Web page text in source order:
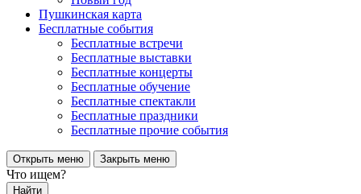
Пушкинская карта
Бесплатные события
Бесплатные встречи
Бесплатные выставки
Бесплатные концерты
Бесплатные обучение
Бесплатные спектакли
Бесплатные праздники
Бесплатные прочие события
Открыть меню Закрыть меню
Что ищем?
Найти